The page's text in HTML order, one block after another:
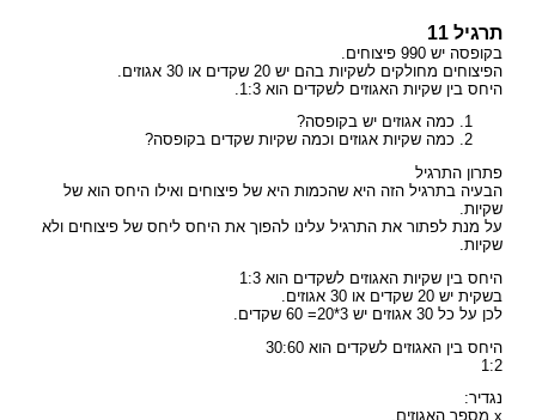
תרגיל 11
בקופסה יש 990 פיצוחים.
הפיצוחים מחולקים לשקיות בהם יש 20 שקדים או 30 אגוזים.
היחס בין שקיות האגוזים לשקדים הוא 1:3.
כמה אגוזים יש בקופסה?
כמה שקיות אגוזים וכמה שקיות שקדים בקופסה?
פתרון התרגיל
הבעיה בתרגיל הזה היא שהכמות היא של פיצוחים ואילו היחס הוא של
שקיות.
על מנת לפתור את התרגיל עלינו להפוך את היחס ליחס של פיצוחים ולא
שקיות.
היחס בין שקיות האגוזים לשקדים הוא 1:3
בשקית יש 20 שקדים או 30 אגוזים.
לכן על כל 30 אגוזים יש 3*20= 60 שקדים.
היחס בין האגוזים לשקדים הוא 30:60
1:2
נגדיר:
x מספר האגוזים.